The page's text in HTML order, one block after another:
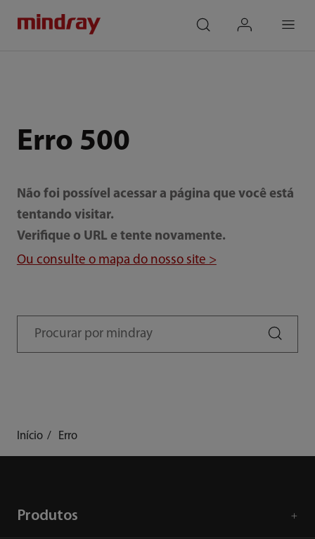
Erro 500
Não foi possível acessar a página que você está
tentando visitar.
Verifique o URL e tente novamente.
Ou consulte o mapa do nosso site >
Início Erro
Produtos